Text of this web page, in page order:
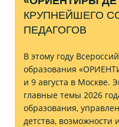
КРУПНЕЙШЕГО
ПЕДАГОГОВ
В этому году
образования
и 9 августа в Москве.
главные темы 2026
образования,
детства,